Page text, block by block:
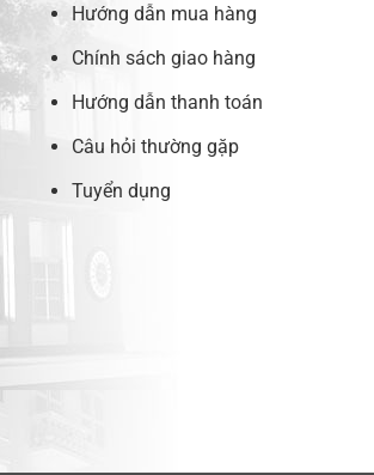
Hướng dẫn mua hàng
Chính sách giao hàng
Hướng dẫn thanh toán
Câu hỏi thường gặp
Tuyển dụng